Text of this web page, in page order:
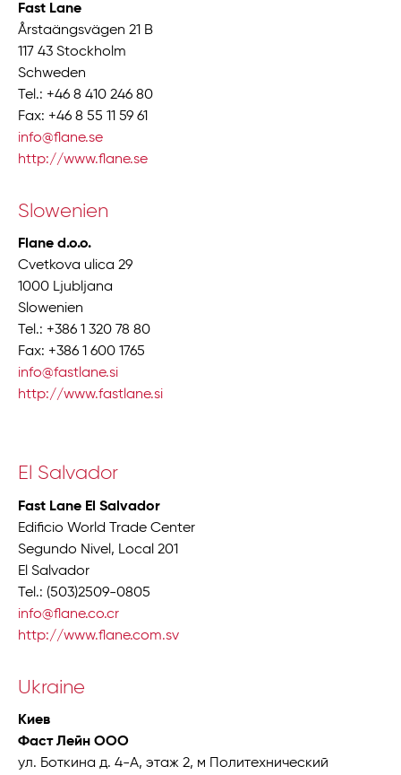
Fast Lane
Årstaängsvägen 21 B
117 43 Stockholm
Schweden
Tel.: +46 8 410 246 80
Fax: +46 8 55 11 59 61
info@flane.se
http://www.flane.se
Slowenien
Flane d.o.o.
Cvetkova ulica 29
1000 Ljubljana
Slowenien
Tel.: +386 1 320 78 80
Fax: +386 1 600 1765
info@fastlane.si
http://www.fastlane.si
El Salvador
Fast Lane El Salvador
Edificio World Trade Center
Segundo Nivel, Local 201
El Salvador
Tel.: (503)2509-0805
info@flane.co.cr
http://www.flane.com.sv
Ukraine
Киев
Фаст Лейн ООО
ул. Боткина д. 4-A, этаж 2, м Политехнический